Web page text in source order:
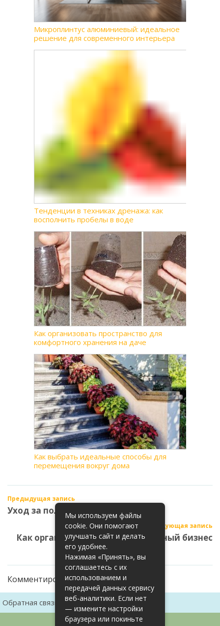
Микроплинтус алюминиевый: идеальное
решение для современного интерьера
Тенденции в техниках дренажа: как
восполнить пробелы в воде
Как организовать пространство для
комфортного хранения на даче
Как выбрать идеальные способы для
перемещения вокруг дома
Предыдущая запись
Уход за поливной системой
Следующая запись
Как организовать умный тепличный бизнес
Комментирование закрыто
Обратная связь Карта сайта
Мы используем файлы
cookie. Они помогают
улучшать сайт и делать
его удобнее.
Нажимая «Принять», вы
соглашаетесь с их
использованием и
передачей данных сервису
веб-аналитики. Если нет
— измените настройки
браузера или покиньте